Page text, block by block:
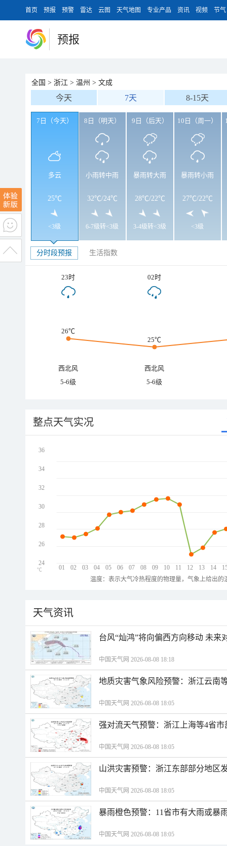
首页 预报 预警 雷达 云图 天气地图 专业产品 资讯 视频 节气
预报
全国 > 浙江 > 温州 > 文成
今天 7天 8-15天
7日（今天）
多云
25℃
<3级
8日（明天）
小雨转中雨
32℃/24℃
6-7级转<3级
9日（后天）
暴雨转大雨
28℃/22℃
3-4级转<3级
10日（周一）
暴雨转小雨
27℃/22℃
<3级
分时段预报 生活指数
23时 02时
26℃
25℃
西北风
西北风
5-6级
5-6级
整点天气实况
01 02 03 04 05 06 07 08 09 10 11 12 13 14
36
34
32
30
28
26
24
℃
温度：表示大气冷热程度的物理量，气象上给出
天气资讯
台风“灿鸿”将向偏西方向移动 未来
中国天气网 2026-08-08 18:18
地质灾害气象风险预警：浙江云南
中国天气网 2026-08-08 18:05
强对流天气预警：浙江上海等4省
中国天气网 2026-08-08 18:05
山洪灾害预警：浙江东部部分地区
中国天气网 2026-08-08 18:05
暴雨橙色预警：11省市有大雨或暴
中国天气网 2026-08-08 18:05